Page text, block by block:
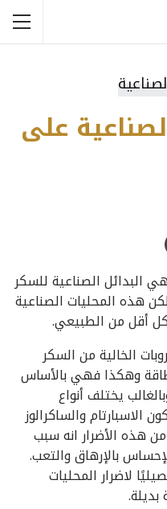
على
البدائل الصناعية للسكر
هذه المحليات الصناعية
أقل من الطبيعي.
الخالية من السكر
وهكذا فهي بالأساس
يختلف أنواع
الاسبارتام والساكرالوز
هذه الأضرار انه سبب
بالإرهاق والتعب.
لاضرار المحليات